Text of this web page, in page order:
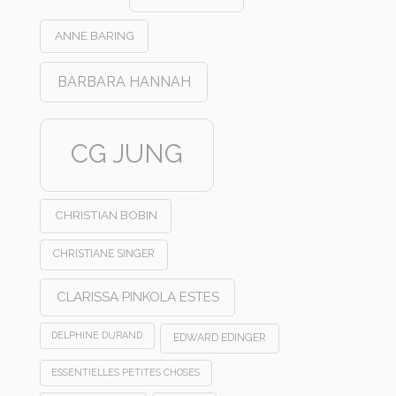
ANNE BARING
BARBARA HANNAH
CG JUNG
CHRISTIAN BOBIN
CHRISTIANE SINGER
CLARISSA PINKOLA ESTES
DELPHINE DURAND EDWARD EDINGER
ESSENTIELLES PETITES CHOSES